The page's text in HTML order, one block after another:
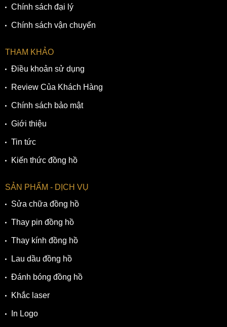
Chính sách đại lý
Chính sách vận chuyển
THAM KHẢO
Điều khoản sử dụng
Review Của Khách Hàng
Chính sách bảo mật
Giới thiệu
Tin tức
Kiến thức đồng hồ
SẢN PHẨM - DỊCH VỤ
Sửa chữa đồng hồ
Thay pin đồng hồ
Thay kính đồng hồ
Lau dầu đồng hồ
Đánh bóng đồng hồ
Khắc laser
In Logo